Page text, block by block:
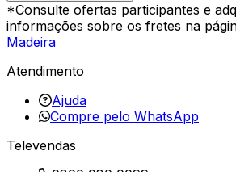
*Consulte ofertas participantes e
informações sobre os fretes na
Madeira
Atendimento
Ajuda
Compre pelo WhatsApp
Televendas